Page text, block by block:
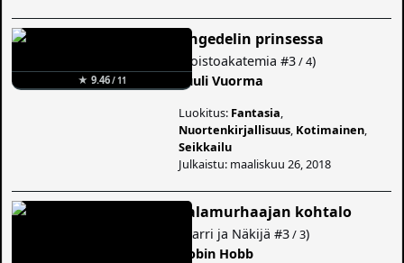
★ 9.46/ 11
Angedelin prinsessa
Roistoakatemia #3/ 4)
Tuuli Vuorma
Luokitus: Fantasia
Nuortenkirjallisuus Kotimainen
Seikkailu
Julkaistu: maaliskuu 26, 2018
Salamurhaajan kohtalo
Narri ja Näkijä #3/ 3)
Robin Hobb